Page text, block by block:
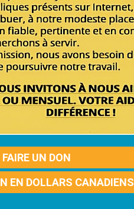
FAIRE UN DON
EN DOLLARS CANADIENS